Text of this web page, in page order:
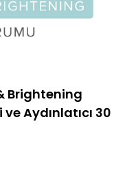
Brightening
Aydınlatıcı 30